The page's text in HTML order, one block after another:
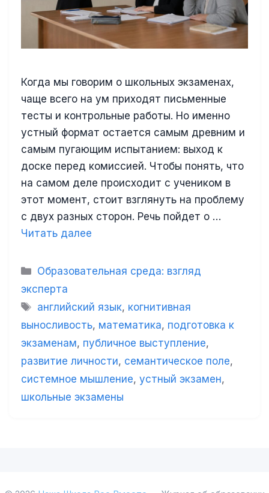
Когда мы говорим о школьных экзаменах,
чаще всего на ум приходят письменные
тесты и контрольные работы. Но именно
устный формат остается самым древним и
самым пугающим испытанием: выход к
доске перед комиссией. Чтобы понять, что
на самом деле происходит с учеником в
этот момент, стоит взглянуть на проблему
с двух разных сторон. Речь пойдет о …
Читать далее
Рубрики
Образовательная среда: взгляд
эксперта
Метки
английский язык, когнитивная
выносливость, математика, подготовка к
экзаменам, публичное выступление,
развитие личности, семантическое поле,
системное мышление, устный экзамен,
школьные экзамены